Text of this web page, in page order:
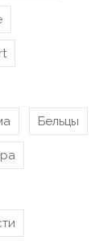
Бельцы